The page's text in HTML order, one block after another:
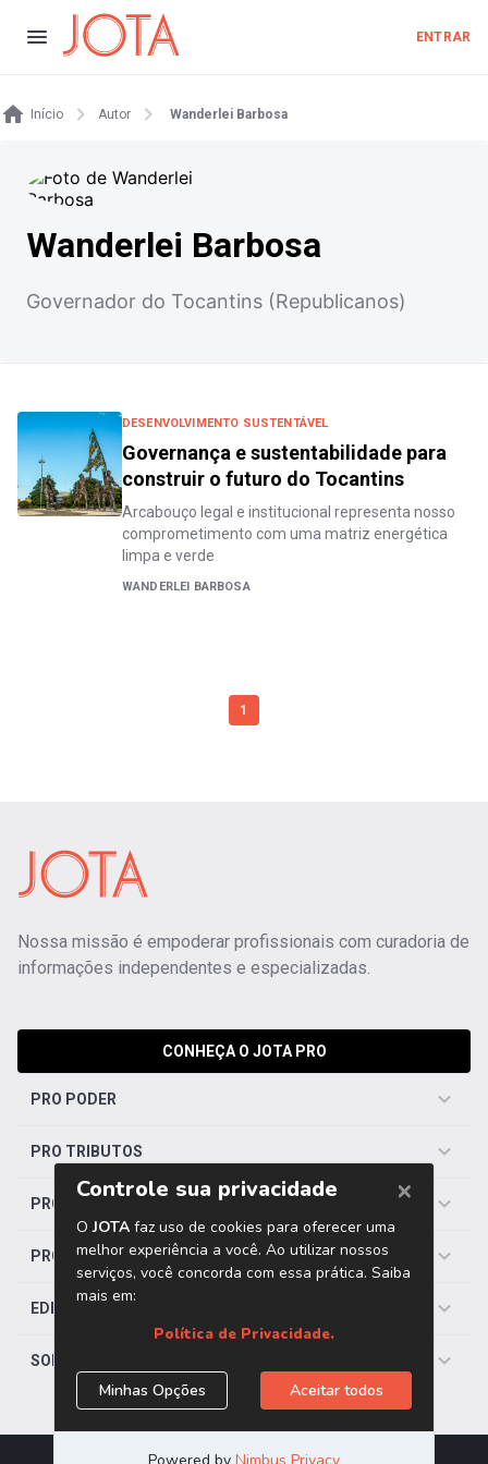
ENTRAR
Início Autor Wanderlei Barbosa
Wanderlei Barbosa
Governador do Tocantins (Republicanos)
DESENVOLVIMENTO SUSTENTÁVEL
Governança e sustentabilidade para
construir o futuro do Tocantins
Arcabouço legal e institucional representa nosso
comprometimento com uma matriz energética
limpa e verde
WANDERLEI BARBOSA
1
Nossa missão é empoderar profissionais com curadoria de
informações independentes e especializadas.
CONHEÇA O JOTA PRO
PRO PODER
PRO TRIBUTOS
PRO TRABALHISTA
PRO SAÚDE
EDITORIAS
SOBRE O JOTA